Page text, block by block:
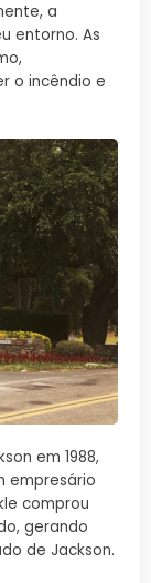
a
entorno. As
o incêndio e
em 1988,
empresário
comprou
gerando
de Jackson.